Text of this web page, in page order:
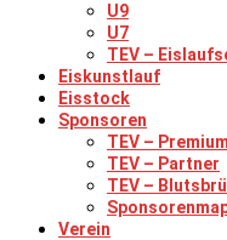
U9
U7
TEV –
Eiskunstlauf
Eisstock
Sponsoren
TEV –
TEV – Partner
TEV –
Verein